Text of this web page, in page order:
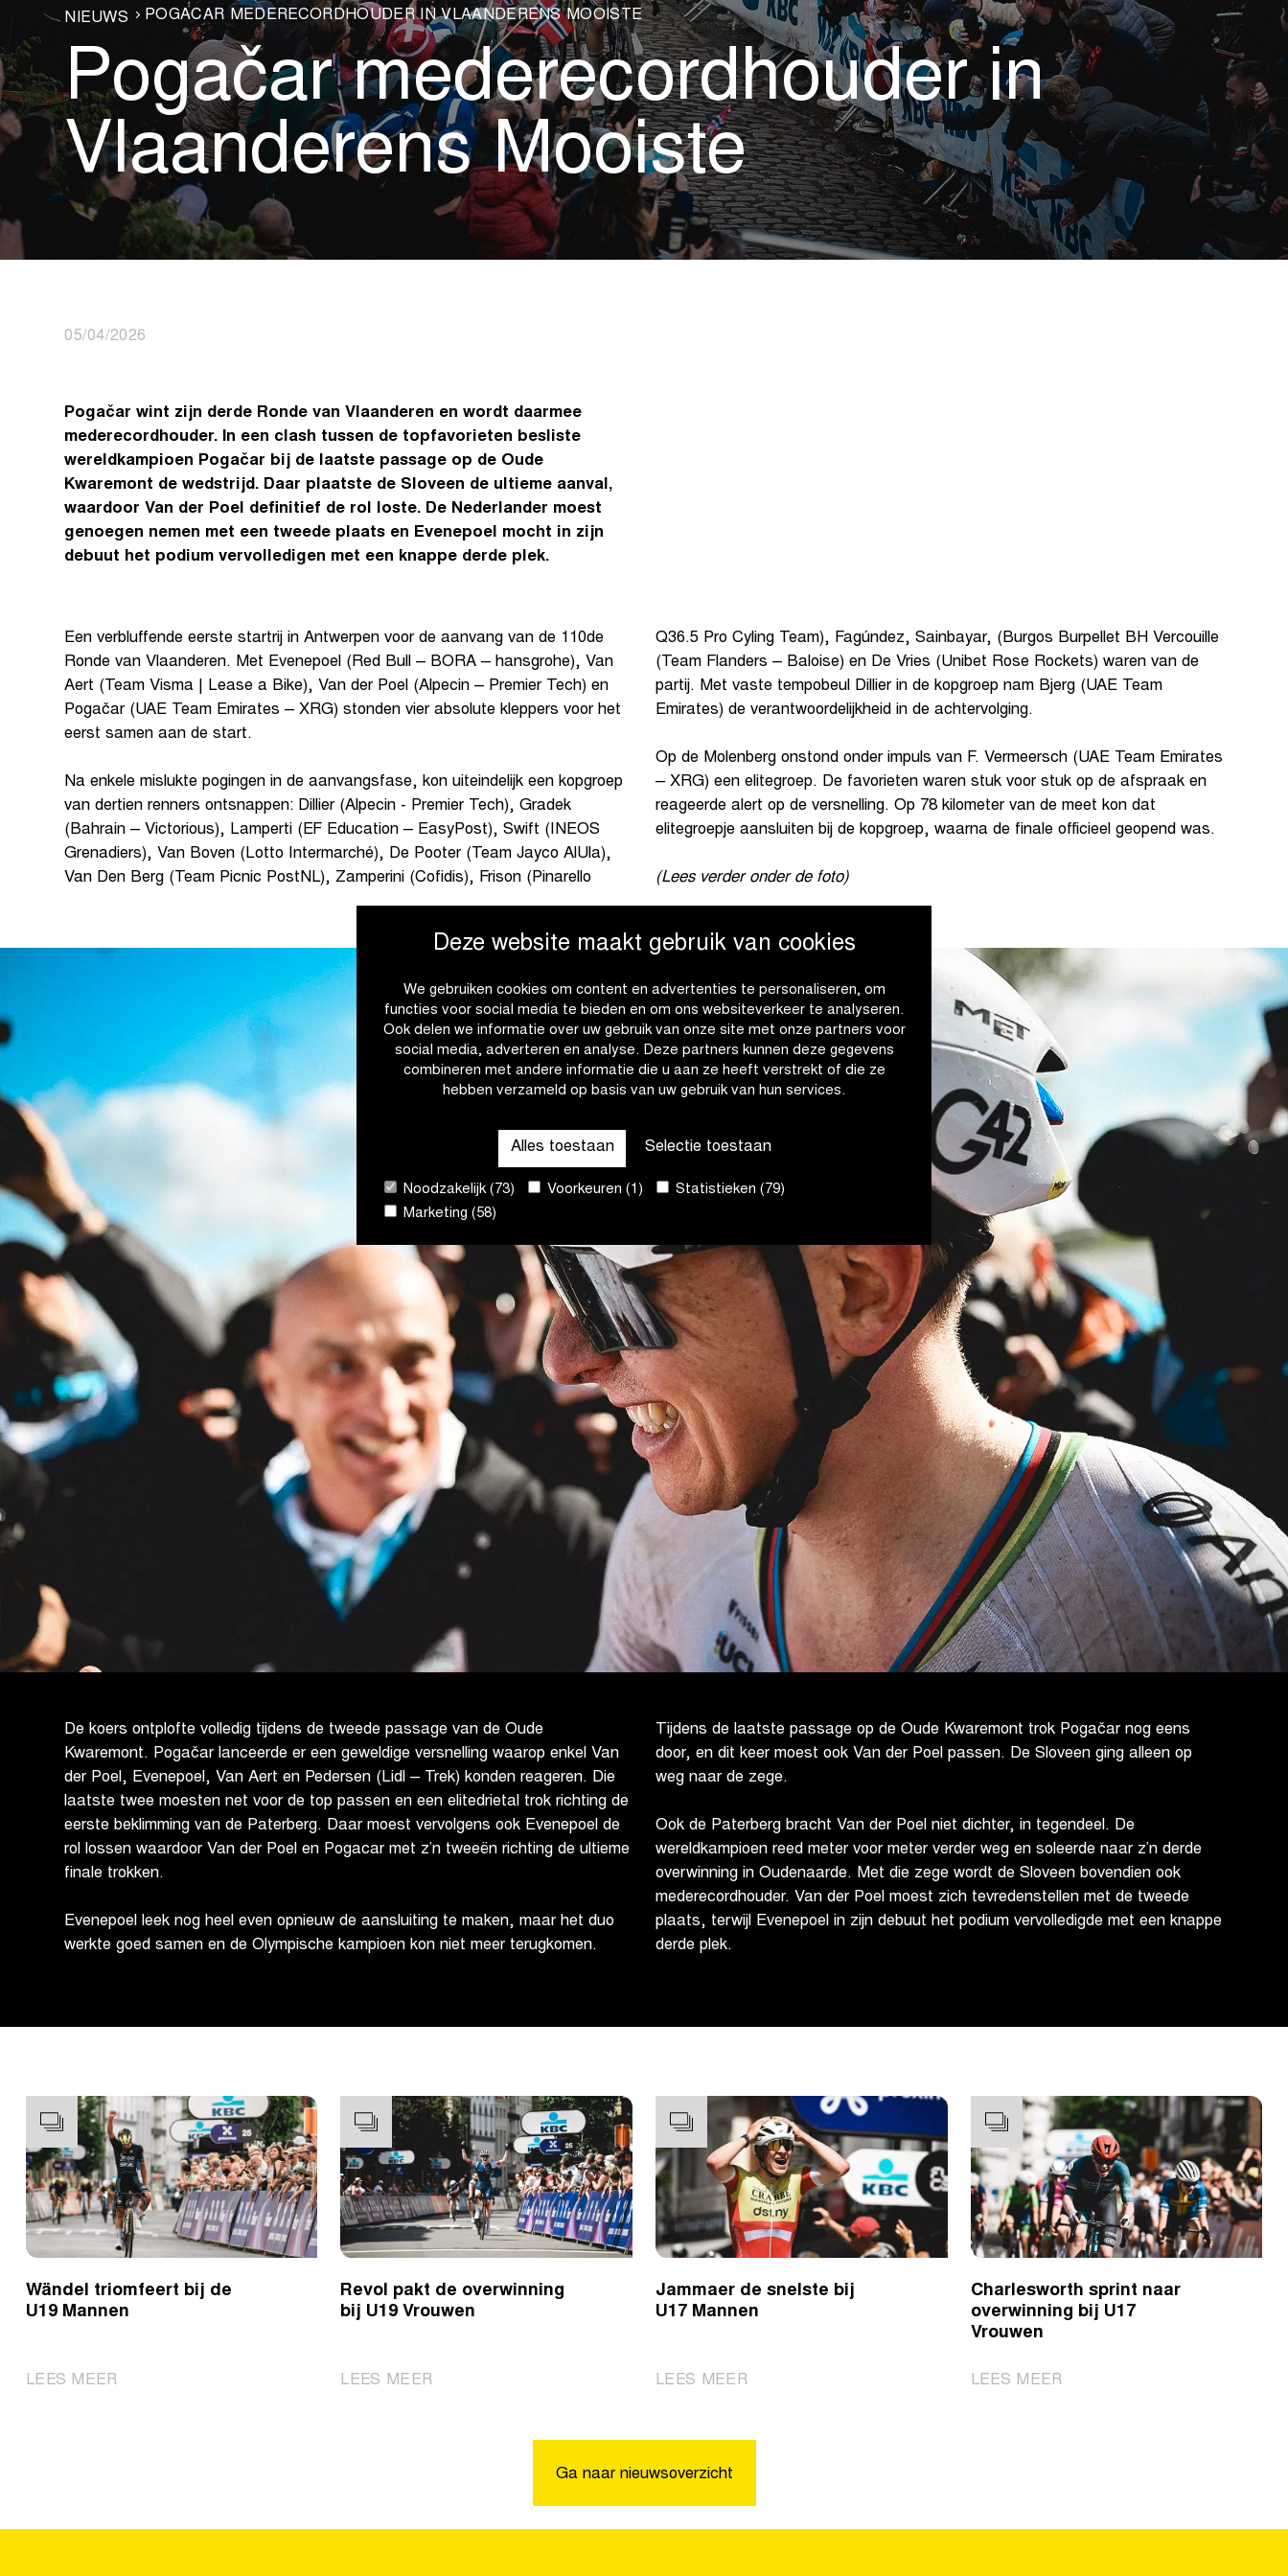
Deze website maakt gebruik van cookies
We gebruiken cookies om content en advertenties te personaliseren, om
functies voor social media te bieden en om ons websiteverkeer te analyseren.
Ook delen we informatie over uw gebruik van onze site met onze partners voor
social media, adverteren en analyse. Deze partners kunnen deze gegevens
combineren met andere informatie die u aan ze heeft verstrekt of die ze
hebben verzameld op basis van uw gebruik van hun services.
Alles toestaan Selectie toestaan
Noodzakelijk (73) Voorkeuren (1)
Statistieken (79)
Marketing (58)
NIEUWS POGAČAR MEDERECORDHOUDER IN VLAANDERENS MOOISTE
Pogačar mederecordhouder in
Vlaanderens Mooiste
05/04/2026
Pogačar wint zijn derde Ronde van Vlaanderen en wordt daarmee
mederecordhouder. In een clash tussen de topfavorieten besliste
wereldkampioen Pogačar bij de laatste passage op de Oude
Kwaremont de wedstrijd. Daar plaatste de Sloveen de ultieme aanval,
waardoor Van der Poel definitief de rol loste. De Nederlander moest
genoegen nemen met een tweede plaats en Evenepoel mocht in zijn
debuut het podium vervolledigen met een knappe derde plek.
Een verbluffende eerste startrij in Antwerpen voor de aanvang van de 110de
Ronde van Vlaanderen. Met Evenepoel (Red Bull – BORA – hansgrohe), Van
Aert (Team Visma | Lease a Bike), Van der Poel (Alpecin – Premier Tech) en
Pogačar (UAE Team Emirates – XRG) stonden vier absolute kleppers voor het
eerst samen aan de start.
Na enkele mislukte pogingen in de aanvangsfase, kon uiteindelijk een kopgroep
van dertien renners ontsnappen: Dillier (Alpecin - Premier Tech), Gradek
(Bahrain – Victorious), Lamperti (EF Education – EasyPost), Swift (INEOS
Grenadiers), Van Boven (Lotto Intermarché), De Pooter (Team Jayco AlUla),
Van Den Berg (Team Picnic PostNL), Zamperini (Cofidis), Frison (Pinarello
Q36.5 Pro Cyling Team), Fagúndez, Sainbayar, (Burgos Burpellet BH Vercouille
(Team Flanders – Baloise) en De Vries (Unibet Rose Rockets) waren van de
partij. Met vaste tempobeul Dillier in de kopgroep nam Bjerg (UAE Team
Emirates) de verantwoordelijkheid in de achtervolging.
Op de Molenberg onstond onder impuls van F. Vermeersch (UAE Team Emirates
– XRG) een elitegroep. De favorieten waren stuk voor stuk op de afspraak en
reageerde alert op de versnelling. Op 78 kilometer van de meet kon dat
elitegroepje aansluiten bij de kopgroep, waarna de finale officieel geopend was.
(Lees verder onder de foto)
De koers ontplofte volledig tijdens de tweede passage van de Oude
Kwaremont. Pogačar lanceerde er een geweldige versnelling waarop enkel Van
der Poel, Evenepoel, Van Aert en Pedersen (Lidl – Trek) konden reageren. Die
laatste twee moesten net voor de top passen en een elitedrietal trok richting de
eerste beklimming van de Paterberg. Daar moest vervolgens ook Evenepoel de
rol lossen waardoor Van der Poel en Pogacar met z’n tweeën richting de ultieme
finale trokken.
Evenepoel leek nog heel even opnieuw de aansluiting te maken, maar het duo
werkte goed samen en de Olympische kampioen kon niet meer terugkomen.
Tijdens de laatste passage op de Oude Kwaremont trok Pogačar nog eens
door, en dit keer moest ook Van der Poel passen. De Sloveen ging alleen op
weg naar de zege.
Ook de Paterberg bracht Van der Poel niet dichter, in tegendeel. De
wereldkampioen reed meter voor meter verder weg en soleerde naar z’n derde
overwinning in Oudenaarde. Met die zege wordt de Sloveen bovendien ook
mederecordhouder. Van der Poel moest zich tevredenstellen met de tweede
plaats, terwijl Evenepoel in zijn debuut het podium vervolledigde met een knappe
derde plek.
Wändel triomfeert bij de
U19 Mannen
LEES MEER
Revol pakt de overwinning
bij U19 Vrouwen
LEES MEER
Jammaer de snelste bij
U17 Mannen
LEES MEER|
Charlesworth sprint naar
overwinning bij U17
Vrouwen
LEES MEER
Ga naar nieuwsoverzicht